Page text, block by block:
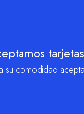
su comodidad